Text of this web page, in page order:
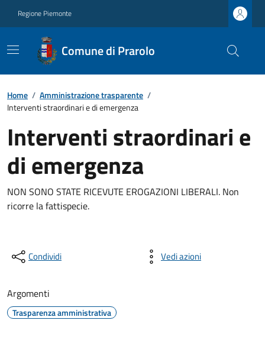
Regione Piemonte
Comune di Prarolo
Home / Amministrazione trasparente /
Interventi straordinari e di emergenza
Interventi straordinari e
di emergenza
NON SONO STATE RICEVUTE EROGAZIONI LIBERALI. Non
ricorre la fattispecie.
Condividi Vedi azioni
Argomenti
Trasparenza amministrativa